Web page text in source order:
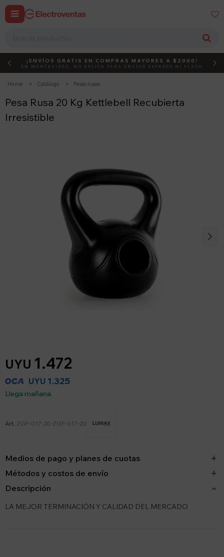
 
DEBUT ACTIVÁ EL CÓDIGO
¡ENVÍOS GRATIS EN COMPRAS MAYORES A $2000!
EN MONTEVIDEO, NO APLICA PARA ENVÍOS EXPRESS NI FLASH
Home Catálogo Pesas rusas
Pesa Rusa 20 Kg Kettlebell Recubierta
Irresistible
UYU 1.472
UYU 1.325
Llega mañana
ZGF-017-20-ZGF-017-20
Medios de pago y planes de cuotas
Métodos y costos de envío
Descripción
LA MEJOR TERMINACIÓN Y CALIDAD DEL MERCADO